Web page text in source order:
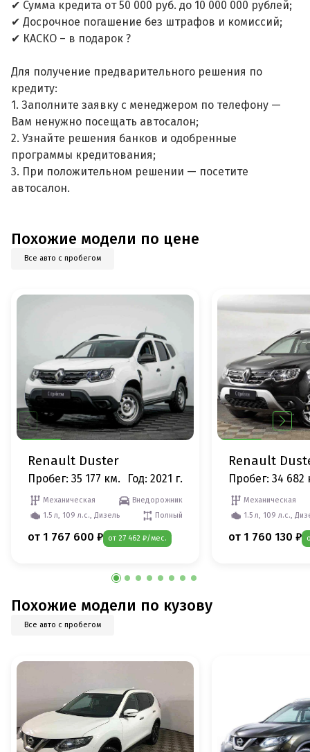
✔ Сумма кредита от 50 000 руб. до 10 000 000 рублей;
✔ Досрочное погашение без штрафов и комиссий;
✔ КАСКО – в подарок ?
Для получение предварительного решения по
кредиту:
1. Заполните заявку с менеджером по телефону —
Вам ненужно посещать автосалон;
2. Узнайте решения банков и одобренные
программы кредитования;
3. При положительном решении — посетите
автосалон.
Похожие модели по цене
Все авто с пробегом
Renault Duster
Пробег: 35 177 км. Год: 2021 г.
Механическая
Внедорожник
1.5 л, 109 л.с., Дизель
Полный
от 1 767 600 ₽ от 27 462 ₽/мес.
Renault
Пробег: 34 682
Механическая
1.5 л, 109 л.с.,
от 1 760 130 ₽
Похожие модели по кузову
Все авто с пробегом